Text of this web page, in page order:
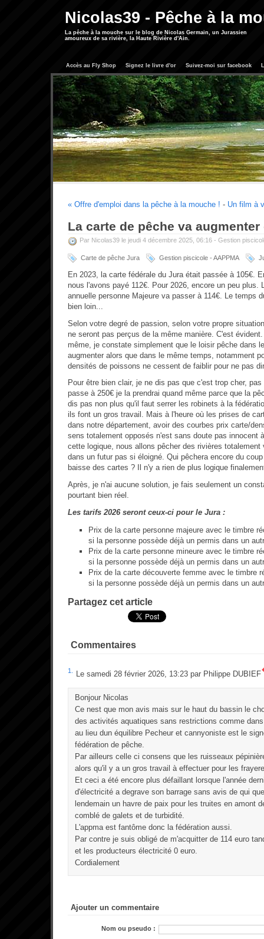
Nicolas39 - Pêche à la
La pêche à la mouche sur le blog de Nicolas Germain, un Jurassien
amoureux de sa rivière, la Haute Rivière d'Ain.
Accès au Fly Shop Signez le livre d'or Suivez-moi sur facebook
« Offre d'emploi dans la pêche à la mouche ! - Un film à
La carte de pêche va augmenter
Par Nicolas39 le jeudi 4 décembre 2025, 06:16 - Gestion
Carte de pêche Jura Gestion piscicole - AAPPMA
En 2023, la carte fédérale du Jura était passée à 105€.
nous l'avons payé 112€. Pour 2026, encore un peu plus.
annuelle personne Majeure va passer à 114€. Le temps
bien loin...
Selon votre degré de passion, selon votre propre
ne seront pas perçus de la même manière. C'est
même, je constate simplement que le loisir pêche dans
augmenter alors que dans le même temps, notamment
densités de poissons ne cessent de faiblir pour ne pas
Pour être bien clair, je ne dis pas que c'est trop cher,
passe à 250€ je la prendrai quand même parce que la
dis pas non plus qu'il faut serrer les robinets à la
ils font un gros travail. Mais à l'heure où les prises de
dans notre département, avoir des courbes prix carte/
sens totalement opposés n'est sans doute pas innocent
cette logique, nous allons pêcher des rivières totalement
dans un futur pas si éloigné. Qui pêchera encore du
baisse des cartes ? Il n'y a rien de plus logique
Après, je n'ai aucune solution, je fais seulement un
pourtant bien réel.
Les tarifs 2026 seront ceux-ci pour le Jura :
Prix de la carte personne majeure avec le timbre
si la personne possède déjà un permis dans un
Prix de la carte personne mineure avec le timbre
si la personne possède déjà un permis dans un
Prix de la carte découverte femme avec le timbre
si la personne possède déjà un permis dans un
Partagez cet article
Commentaires
1. Le samedi 28 février 2026, 13:23 par Philippe DUBIEF
Bonjour Nicolas
Ce nest que mon avis mais sur le haut du bassin le
des activités aquatiques sans restrictions comme
au lieu dun équilibre Pecheur et cannyoniste est le
fédération de pêche.
Par ailleurs celle ci consens que les ruisseaux
alors qu'il y a un gros travail à effectuer pour les
Et ceci a été encore plus défaillant lorsque l'année
d'électricité a degrave son barrage sans avis de qui
lendemain un havre de paix pour les truites en amont
comblé de galets et de turbidité.
L'appma est fantôme donc la fédération aussi.
Par contre je suis obligé de m'acquitter de 114 euro
et les producteurs électricité 0 euro.
Cordialement
Ajouter un commentaire
Nom ou pseudo :